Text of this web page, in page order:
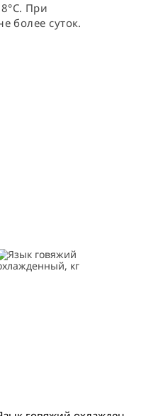
При
более суток.